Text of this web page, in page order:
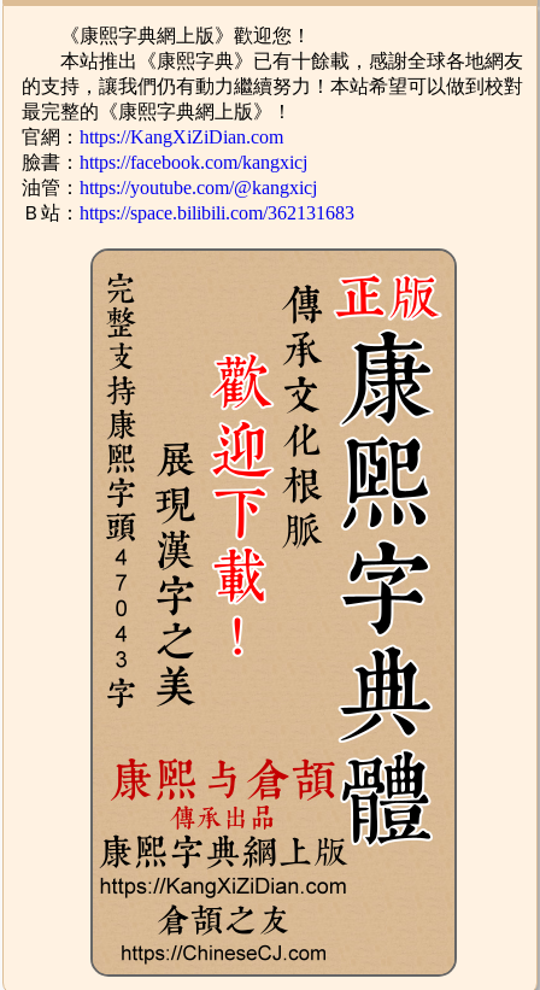
《康熙字典網上版》歡迎您！
本站推出《康熙字典》已有十餘載，感謝全球各地網友
的支持，讓我們仍有動力繼續努力！本站希望可以做到校對
最完整的《康熙字典網上版》！
官網：https://KangXiZiDian.com
臉書：https://facebook.com/kangxicj
油管：https://youtube.com/@kangxicj
Ｂ站：https://space.bilibili.com/362131683